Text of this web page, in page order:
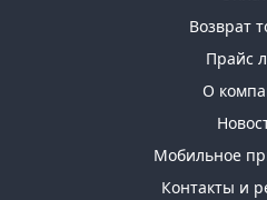
Возврат
Прайс
О
Мобильное
Контакты и